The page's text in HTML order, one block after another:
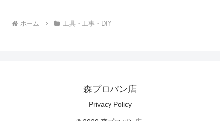
ホーム 工具・工事・DIY
森プロパン店
Privacy Policy